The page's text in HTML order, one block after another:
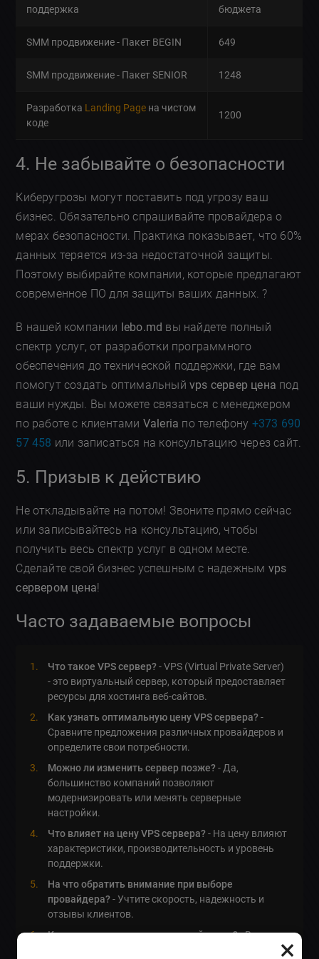
поддержка бюджета
SMM продвижение - Пакет BEGIN 649
SMM продвижение - Пакет SENIOR 1248
Разработка Landing Page на чистом
коде
1200
4. Не забывайте о безопасности
Киберугрозы могут поставить под угрозу ваш
бизнес. Обязательно спрашивайте провайдера о
мерах безопасности. Практика показывает, что 60%
данных теряется из-за недостаточной защиты.
Поэтому выбирайте компании, которые предлагают
современное ПО для защиты ваших данных. ?
В нашей компании lebo.md вы найдете полный
спектр услуг, от разработки программного
обеспечения до технической поддержки, где вам
помогут создать оптимальныйvps сервер цена под
ваши нужды. Вы можете связаться с менеджером
по работе с клиентами Valeria по телефону +373 690
57 458 или записаться на консультацию через сайт.
5. Призыв к действию
Не откладывайте на потом! Звоните прямо сейчас
или записывайтесь на консультацию, чтобы
получить весь спектр услуг в одном месте.
Сделайте свой бизнес успешным с надежным vps
сервером цена!
Часто задаваемые вопросы
Что такое VPS сервер?- VPS (Virtual Private Server)
- это виртуальный сервер, который предоставляет
ресурсы для хостинга веб-сайтов.
Как узнать оптимальную цену VPS сервера?-
Сравните предложения различных провайдеров и
определите свои потребности.
Можно ли изменить сервер позже?- Да,
большинство компаний позволяют
модернизировать или менять серверные
настройки.
Что влияет на цену VPS сервера?- На цену влияют
характеристики, производительность и уровень
поддержки.
На что обратить внимание при выборе
провайдера?- Учтите скорость, надежность и
отзывы клиентов.
Как часто можно менять провайдеров?- Вы
×